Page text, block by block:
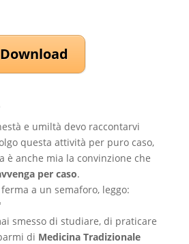
Download
e umiltà devo raccontarvi
questa attività per puro caso,
è anche mia la convinzione che
per caso.
a un semaforo, leggo:
smesso di studiare, di praticare
di Medicina Tradizionale